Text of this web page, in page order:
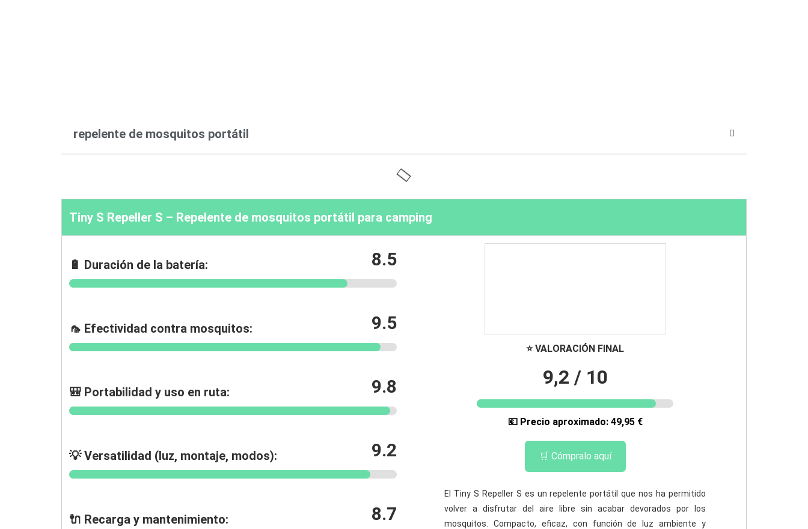
repelente de mosquitos portátil
Tiny S Repeller S – Repelente de mosquitos portátil para camping
🔋 Duración de la batería: 8.5
🦟 Efectividad contra mosquitos: 9.5
🎒 Portabilidad y uso en ruta: 9.8
💡 Versatilidad (luz, montaje, modos): 9.2
🔌 Recarga y mantenimiento: 8.7
⭐VALORACIÓN FINAL
9,2 / 10
💶 Precio aproximado: 49,95 €
🛒 Cómpralo aquí
El Tiny S Repeller S es un repelente portátil que nos ha permitido
volver a disfrutar del aire libre sin acabar devorados por los
mosquitos. Compacto, eficaz, con función de luz ambiente y